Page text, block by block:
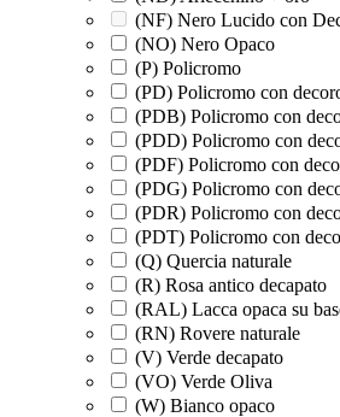
(NF) Nero Lucido con
(NO) Nero Opaco
(P) Policromo
(PD) Policromo con
(PDB) Policromo con
(PDD) Policromo con
(PDF) Policromo con
(PDG) Policromo con
(PDR) Policromo con
(PDT) Policromo con
(Q) Quercia naturale
(R) Rosa antico decapato
(RAL) Lacca opaca su
(RN) Rovere naturale
(V) Verde decapato
(VO) Verde Oliva
(W) Bianco opaco